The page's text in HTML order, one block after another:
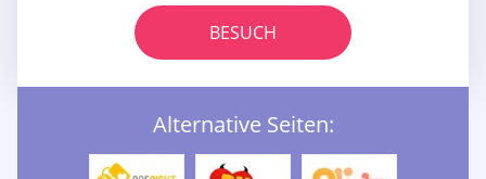
BESUCH
Alternative Seiten: